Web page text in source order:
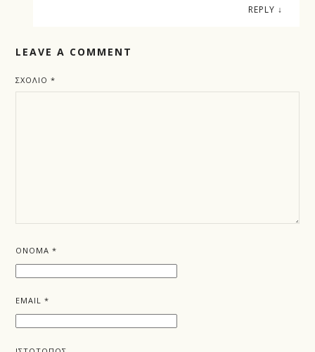
REPLY ↓
LEAVE A COMMENT
ΣΧΌΛΙΟ*
ΌΝΟΜΑ*
EMAIL*